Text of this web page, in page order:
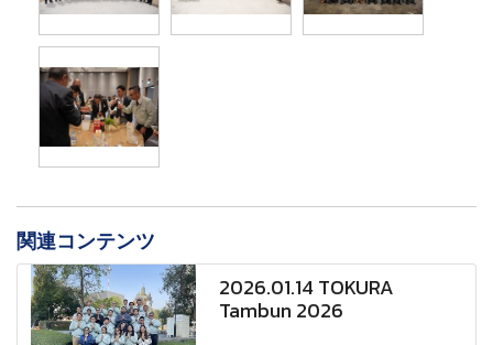
関連コンテンツ
2026.01.14 TOKURA
Tambun 2026